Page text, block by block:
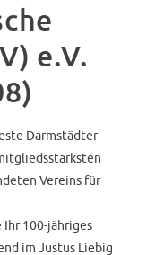
e.V.
Darmstädter
Vereins für
100-jähriges
im Justus Liebig